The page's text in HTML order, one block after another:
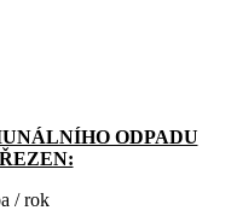
ODPADU
/ rok